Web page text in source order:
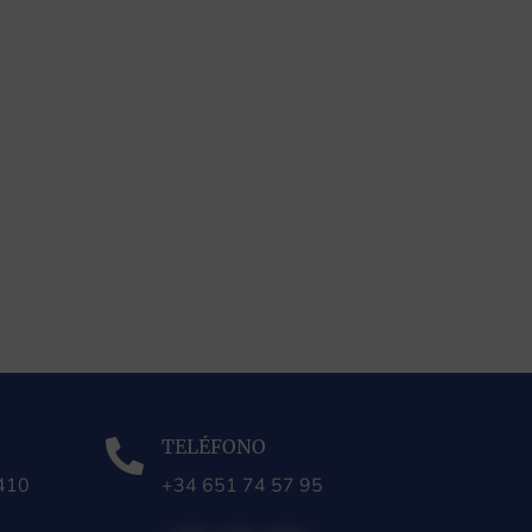
 TELÉFONO
+34 651 74 57 95